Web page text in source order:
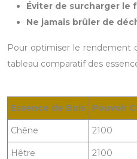
Éviter de surcharger le
Ne jamais brûler de
Pour optimiser le rendement
tableau comparatif des
Essence de Bois Pouvoir
Chêne 2100
Hêtre 2100